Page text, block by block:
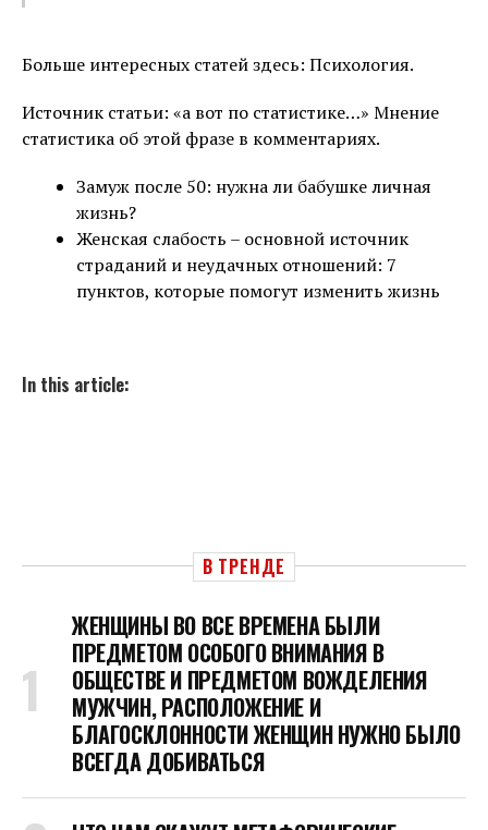
Больше интересных статей здесь: Психология.
Источник статьи: «а вот по статистике…» Мнение
статистика об этой фразе в комментариях.
Замуж после 50: нужна ли бабушке личная
жизнь?
Женская слабость – основной источник
страданий и неудачных отношений: 7
пунктов, которые помогут изменить жизнь
In this article:
В ТРЕНДЕ
ЖЕНЩИНЫ ВО ВСЕ ВРЕМЕНА БЫЛИ
ПРЕДМЕТОМ ОСОБОГО ВНИМАНИЯ В
ОБЩЕСТВЕ И ПРЕДМЕТОМ ВОЖДЕЛЕНИЯ
МУЖЧИН, РАСПОЛОЖЕНИЕ И
БЛАГОСКЛОННОСТИ ЖЕНЩИН НУЖНО БЫЛО
ВСЕГДА ДОБИВАТЬСЯ